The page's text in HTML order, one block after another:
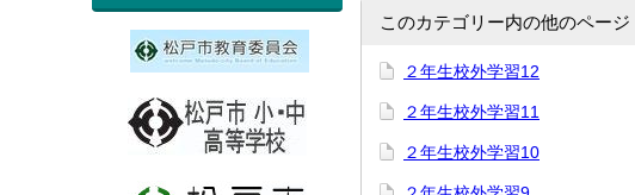
このカテゴリー内の他のページ
２年生校外学習12
２年生校外学習11
２年生校外学習10